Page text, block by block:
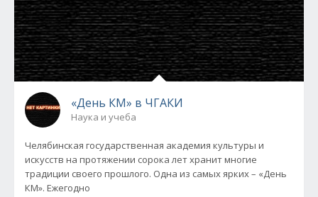
«День КМ» в ЧГАКИ
Наука и учеба
Челябинская государственная академия культуры и
искусств на протяжении сорока лет хранит многие
традиции своего прошлого. Одна из самых ярких – «День
КМ». Ежегодно